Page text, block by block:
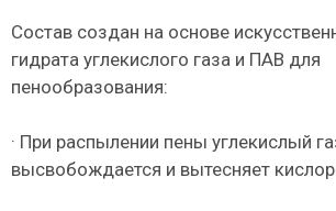
Состав создан на основе
гидрата углекислого газа и ПАВ для
пенообразования:
· При распылении пены углекислый
высвобождается и вытесняет